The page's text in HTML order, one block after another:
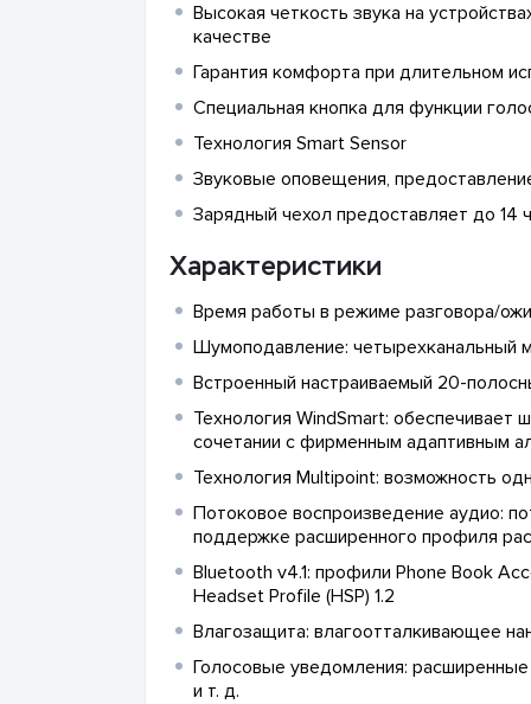
Высокая четкость звука на
качестве
Гарантия комфорта при длительном
Специальная кнопка для функции
Технология Smart Sensor
Звуковые оповещения,
Зарядный чехол предоставляет до 14
Характеристики
Время работы в режиме разговора/
Шумоподавление: четырехканальный
Встроенный настраиваемый 20-
Технология WindSmart:
сочетании с фирменным адаптивным
Технология Multipoint: возможность
Потоковое воспроизведение аудио:
поддержке расширенного профиля
Bluetooth v4.1: профили Phone Book
Headset Profile (HSP) 1.2
Влагозащита: влагоотталкивающее
Голосовые уведомления:
и т. д.